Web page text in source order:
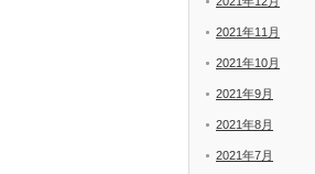
2021年11月
2021年10月
2021年9月
2021年8月
2021年7月